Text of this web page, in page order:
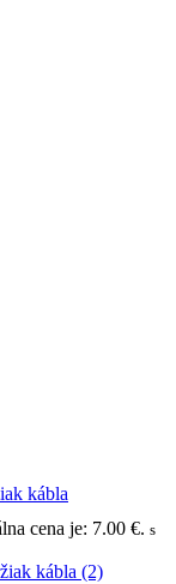
kábla
cena je: 7.00 €. s